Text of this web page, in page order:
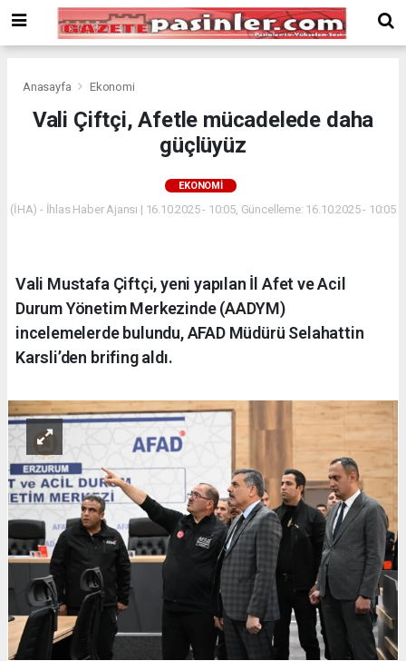
Bonusu
Veren
deneme
siteler
Veren
Anasayfa Ekonomi
Vali Çiftçi, Afetle mücadelede daha
güçlüyüz
EKONOMI
(İHA) - İhlas Haber Ajansı | 16.10.2025 - 10:05, Güncelleme: 16.10.2025 - 10:05
Vali Mustafa Çiftçi, yeni yapılan İl Afet ve Acil
Durum Yönetim Merkezinde (AADYM)
incelemelerde bulundu, AFAD Müdürü Selahattin
Karsli’den brifing aldı.